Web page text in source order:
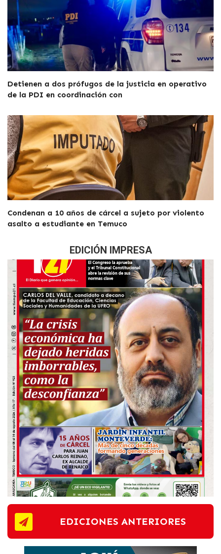
Detienen a dos prófugos de la justicia en operativo
de la PDI en coordinación con
Condenan a 10 años de cárcel a sujeto por violento
asalto a estudiante en Temuco
EDICIÓN IMPRESA
EDICIONES ANTERIORES